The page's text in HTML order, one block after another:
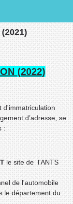
(2022)
d'immatriculation
d’adresse, se
:
le site de l’ANTS
de l'automobile
le département du